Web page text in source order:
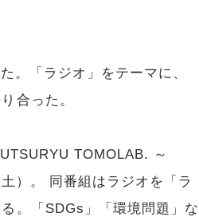
。「ラジオ」をテーマに、
合った。
TOMOLAB. ～
）。 同番組はラジオを「ラ
。「SDGs」「環境問題」な